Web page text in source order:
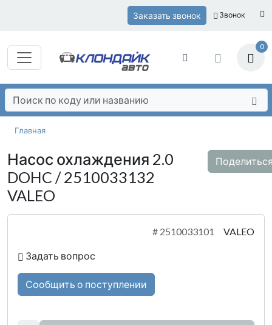
Заказать звонок Звонок
0
Главная
Насос охлаждения 2.0
DOHC / 2510033132
VALEO
# 2510033101 VALEO
Задать вопрос
Сообщить о поступлении